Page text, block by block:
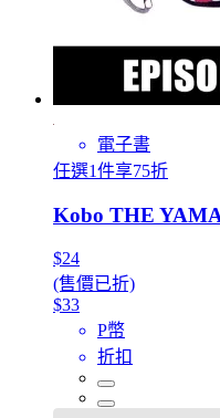
電子書
任選1件享75折
Kobo THE
$24
(售價已折)
$33
P幣
折扣